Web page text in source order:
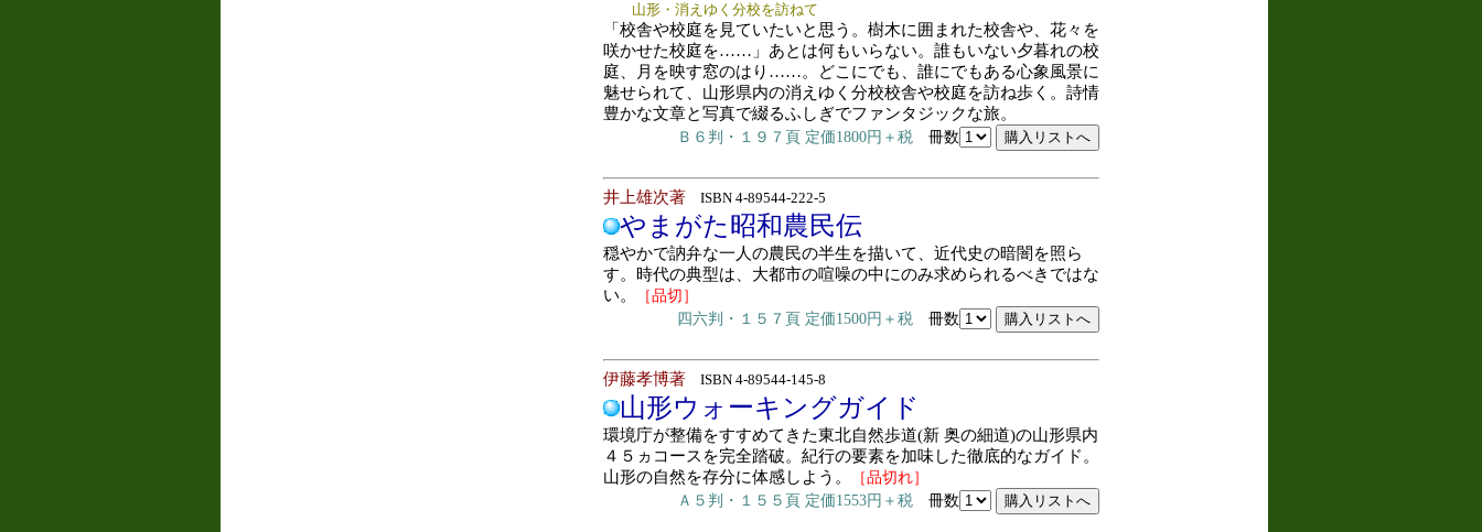
山形・消えゆく分校を訪ねて
「校舎や校庭を見ていたいと思う。樹木に囲まれた校舎や、花々を
咲かせた校庭を……」あとは何もいらない。誰もいない夕暮れの校
庭、月を映す窓のはり……。どこにでも、誰にでもある心象風景に
魅せられて、山形県内の消えゆく分校校舎や校庭を訪ね歩く。詩情
豊かな文章と写真で綴るふしぎでファンタジックな旅。
Ｂ６判・１９７頁 定価1800円＋税 冊数
井上雄次著 ISBN 4-89544-222-5
やまがた昭和農民伝
穏やかで訥弁な一人の農民の半生を描いて、近代史の暗闇を照ら
す。時代の典型は、大都市の喧噪の中にのみ求められるべきではな
い。
［品切］
四六判・１５７頁 定価1500円＋税 冊数
伊藤孝博著 ISBN 4-89544-145-8
山形ウォーキングガイド
環境庁が整備をすすめてきた東北自然歩道(新 奥の細道)の山形県内
４５ヵコースを完全踏破。紀行の要素を加味した徹底的なガイド。
山形の自然を存分に体感しよう。
［品切れ］
Ａ５判・１５５頁 定価1553円＋税 冊数